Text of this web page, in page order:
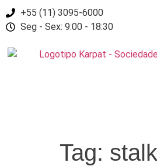
+55 (11) 3095-6000
Seg - Sex: 9:00 - 18:30
Tag: